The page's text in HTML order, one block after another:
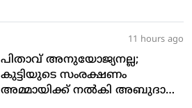
11 hours ago
പിതാവ് അനുയോജ്യനല്ല;
കുട്ടിയുടെ സംരക്ഷണം
അമ്മായിക്ക് നല്‍കി അബുദാബി